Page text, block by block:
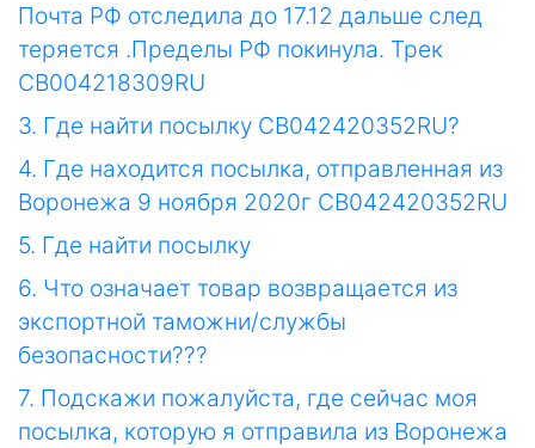
Почта РФ отследила до 17.12 дальше след
теряется .Пределы РФ покинула. Трек
CB004218309RU
3. Где найти посылку CB042420352RU?
4. Где находится посылка, отправленная из
Воронежа 9 ноября 2020г CB042420352RU
5. Где найти посылку
6. Что означает товар возвращается из
экспортной таможни/службы
безопасности???
7. Подскажи пожалуйста, где сейчас моя
посылка, которую я отправила из Воронежа